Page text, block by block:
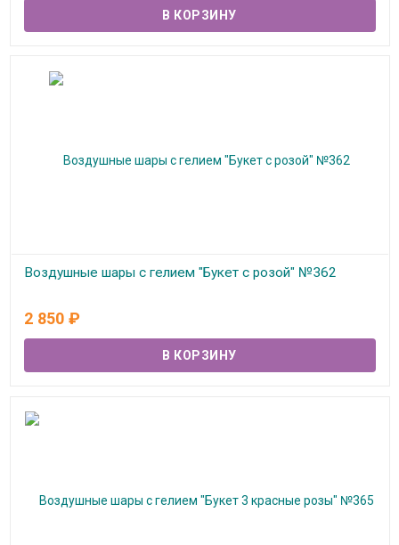
Воздушные шары с гелием "Букет с розой" №362
2 850 ₽